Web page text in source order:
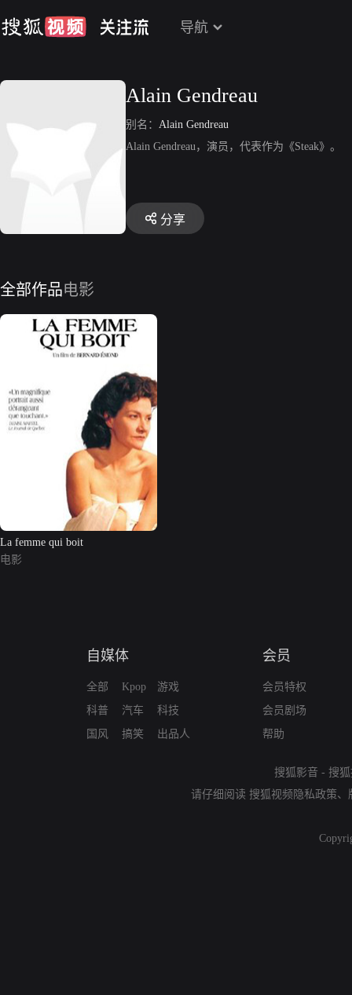
导航
Alain Gendreau
别名： Alain Gendreau
Alain Gendreau，演员，代表作为《Steak》。
分享
全部作品电影
La femme qui boit
电影
自媒体
全部
科普
国风
Kpop
汽车
搞笑
游戏
科技
出品人
会员
会员特权
会员剧场
帮助
搜狐影音 - 搜
请仔细阅读 搜狐视频隐私政策、